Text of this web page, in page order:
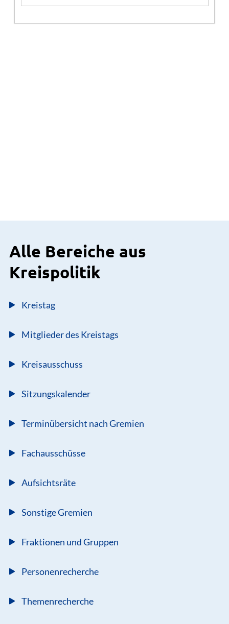
Alle Bereiche aus
Kreispolitik
Kreistag
Mitglieder des Kreistags
Kreisausschuss
Sitzungskalender
Terminübersicht nach Gremien
Fachausschüsse
Aufsichtsräte
Sonstige Gremien
Fraktionen und Gruppen
Personenrecherche
Themenrecherche